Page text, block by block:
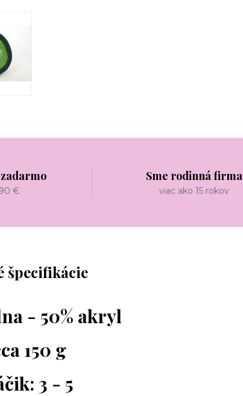
€
Sme rodinná firma
viac ako 15 rokov
špecifikácie
- 50% akryl
150 g
3 - 5